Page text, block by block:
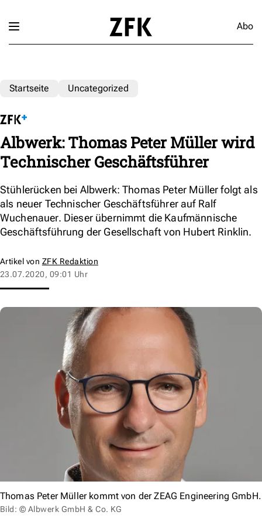
Abo
Startseite Uncategorized
Albwerk: Thomas Peter Müller wird
Technischer Geschäftsführer
Stühlerücken bei Albwerk: Thomas Peter Müller folgt als
als neuer Technischer Geschäftsführer auf Ralf
Wuchenauer. Dieser übernimmt die Kaufmännische
Geschäftsführung der Gesellschaft von Hubert Rinklin.
Artikel von ZFK Redaktion
23.07.2020, 09:01 Uhr
Thomas Peter Müller kommt von der ZEAG Engineering GmbH.
Bild: © Albwerk GmbH & Co. KG